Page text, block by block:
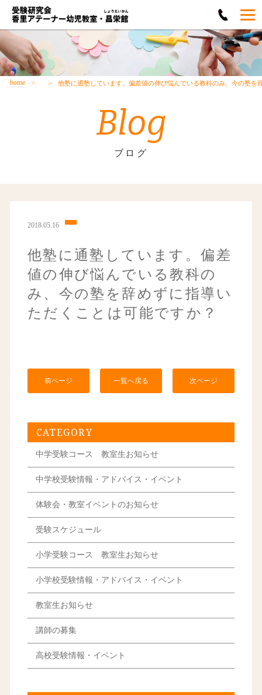
home 他塾に通塾しています。偏差値の伸び悩んでいる教科のみ、今の塾を
Blog
ブログ
2018.05.16
他塾に通塾しています。偏差
値の伸び悩んでいる教科の
み、今の塾を辞めずに指導い
ただくことは可能ですか？
前ページ 一覧へ戻る 次ページ
CATEGORY
中学受験コース 教室生お知らせ
中学校受験情報・アドバイス・イベント
体験会・教室イベントのお知らせ
受験スケジュール
小学受験コース 教室生お知らせ
小学校受験情報・アドバイス・イベント
教室生お知らせ
講師の募集
高校受験情報・イベント